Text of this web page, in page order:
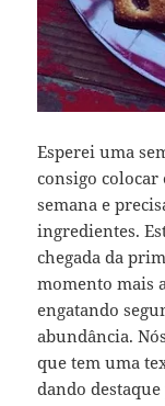
Esperei uma
consigo colocar
semana e
ingredientes.
chegada da
momento mais
engatando
abundância.
que tem uma
dando destaque